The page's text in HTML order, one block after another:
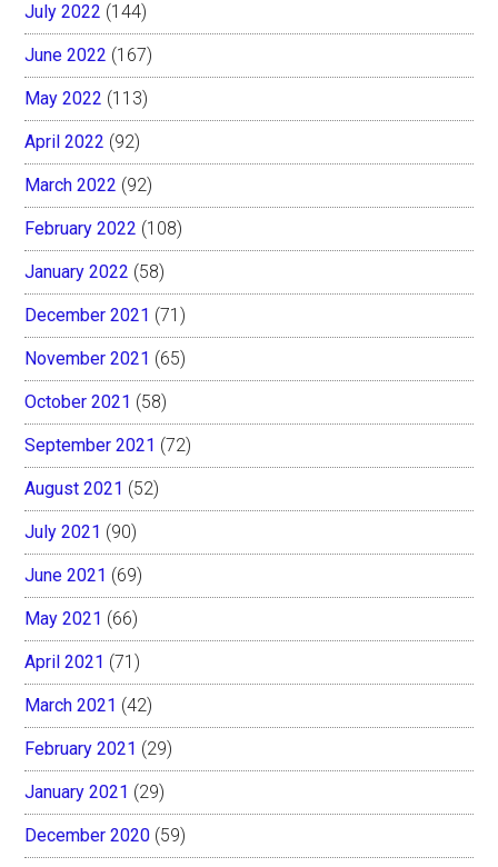
July 2022 (144)
June 2022 (167)
May 2022 (113)
April 2022 (92)
March 2022 (92)
February 2022 (108)
January 2022 (58)
December 2021 (71)
November 2021 (65)
October 2021 (58)
September 2021 (72)
August 2021 (52)
July 2021 (90)
June 2021 (69)
May 2021 (66)
April 2021 (71)
March 2021 (42)
February 2021 (29)
January 2021 (29)
December 2020 (59)